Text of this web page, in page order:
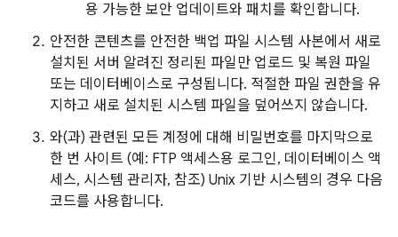
용 가능한 보안 업데이트와 패치를 확인합니다.
안전한 콘텐츠를 안전한 백업 파일 시스템 사본에서 새로
설치된 서버 알려진 정리된 파일만 업로드 및 복원 파일
또는 데이터베이스로 구성됩니다. 적절한 파일 권한을 유
지하고 새로 설치된 시스템 파일을 덮어쓰지 않습니다.
와(과) 관련된 모든 계정에 대해 비밀번호를 마지막으로
한 번 사이트 (예: FTP 액세스용 로그인, 데이터베이스 액
세스, 시스템 관리자, 참조) Unix 기반 시스템의 경우 다음
코드를 사용합니다.